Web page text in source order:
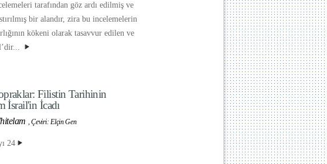
tarafından göz ardı edilmiş ve
bir alandır, zira bu incelemelerin
kökeni olarak tasavvur edilen ve
Filistin Tarihinin
İsrail'in İcadı
,Çeviri: Elçin Gen
24